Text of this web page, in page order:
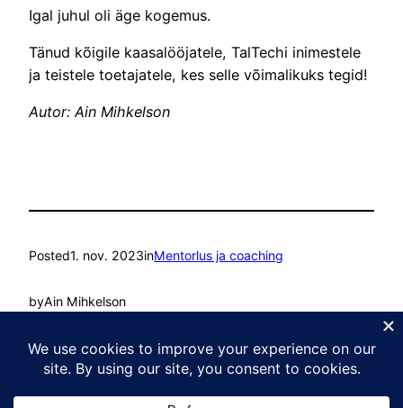
Igal juhul oli äge kogemus.
Tänud kõigile kaasalööjatele, TalTechi inimestele
ja teistele toetajatele, kes selle võimalikuks tegid!
Autor: Ain Mihkelson
Posted1. nov. 2023inMentorlus ja coaching
byAin Mihkelson
Tags:
Coaching, Juhtimine , Mentorlus